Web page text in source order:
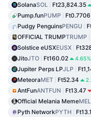
SolanaSOL Ft23,824.35
Pump.funPUMP Ft0.7706
Pudgy PenguinsPENGU
OFFICIAL TRUMPTRUMP
Solstice eUSXEUSX
JitoJTO Ft160.02 4.65%
Jupiter Perps LPJLP
MeteoraMET Ft52.34
AntFunANTFUN Ft13.47
Official Melania Meme
Pyth NetworkPYTH